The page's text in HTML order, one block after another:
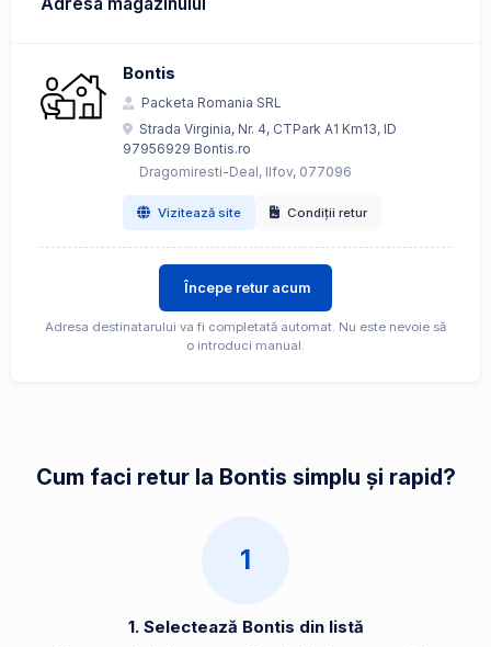
Bontis
Packeta Romania SRL
Strada Virginia, Nr. 4, CTPark A1 Km13, ID
97956929 Bontis.ro
Dragomiresti-Deal, Ilfov, 077096
Vizitează site Condiții retur
Începe retur acum
Adresa destinatarului va fi completată automat. Nu este nevoie să
o introduci manual.
Cum faci retur la Bontis simplu și rapid?
1
1. Selectează Bontis din listă